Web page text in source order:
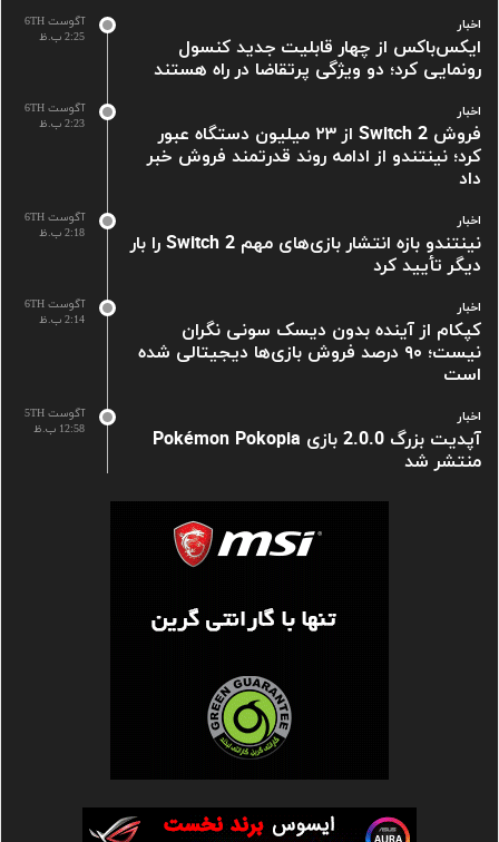
آگوست 6TH
2:25 ب.ظ
اخبار
ایکس‌باکس از چهار قابلیت جدید کنسول
رونمایی کرد؛ دو ویژگی پرتقاضا در راه هستند
آگوست 6TH
2:23 ب.ظ
اخبار
فروش Switch 2 از ۲۳ میلیون دستگاه عبور
کرد؛ نینتندو از ادامه روند قدرتمند فروش خبر
داد
آگوست 6TH
2:18 ب.ظ
اخبار
نینتندو بازه انتشار بازی‌های مهم Switch 2 را بار
دیگر تأیید کرد
آگوست 6TH
2:14 ب.ظ
اخبار
کپکام از آینده بدون دیسک سونی نگران
نیست؛ ۹۰ درصد فروش بازی‌ها دیجیتالی شده
است
آگوست 5TH
12:58 ب.ظ
اخبار
آپدیت بزرگ 2.0.0 بازی Pokémon Pokopia
منتشر شد